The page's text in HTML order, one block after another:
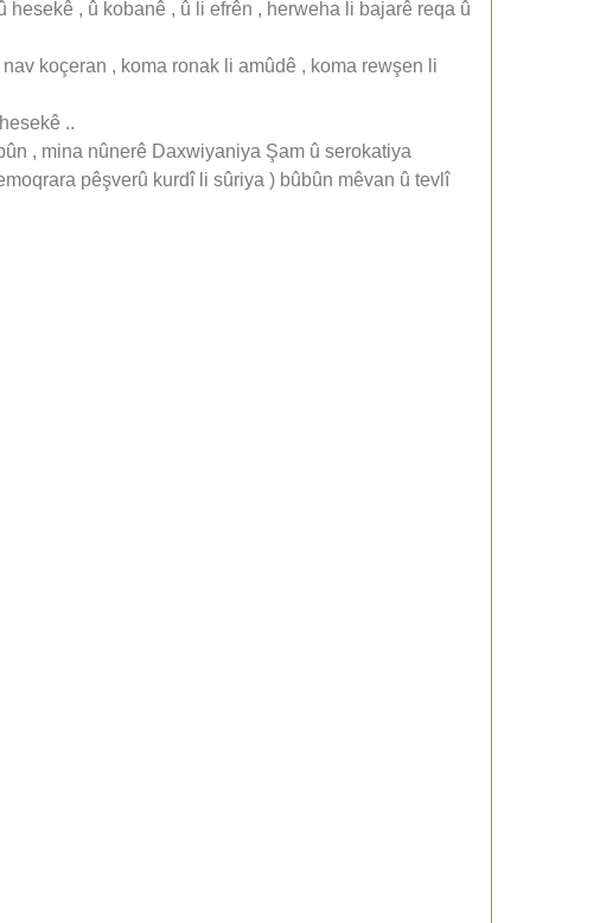
, û kobanê , û li efrên , herweha li bajarê reqa û
koçeran , koma ronak li amûdê , koma rewşen li
..
, mina nûnerê Daxwiyaniya Şam û serokatiya
pêşverû kurdî li sûriya ) bûbûn mêvan û tevlî